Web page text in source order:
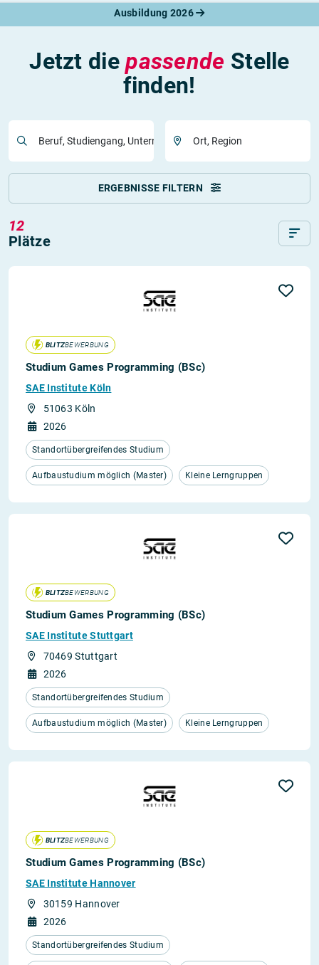
Ausbildung 2026
Jetzt diepassende Stelle
finden!
Beruf, Studiengang, Unternehmen Ort, Region
ERGEBNISSE FILTERN
12
Plätze
BLITZBEWERBUNG
Studium Games Programming (BSc)
SAE Institute Köln
51063 Köln
2026
Standortübergreifendes Studium
Aufbaustudium möglich (Master) Kleine Lerngruppen
BLITZBEWERBUNG
Studium Games Programming (BSc)
SAE Institute Stuttgart
70469 Stuttgart
2026
Standortübergreifendes Studium
Aufbaustudium möglich (Master) Kleine Lerngruppen
BLITZBEWERBUNG
Studium Games Programming (BSc)
SAE Institute Hannover
30159 Hannover
2026
Standortübergreifendes Studium